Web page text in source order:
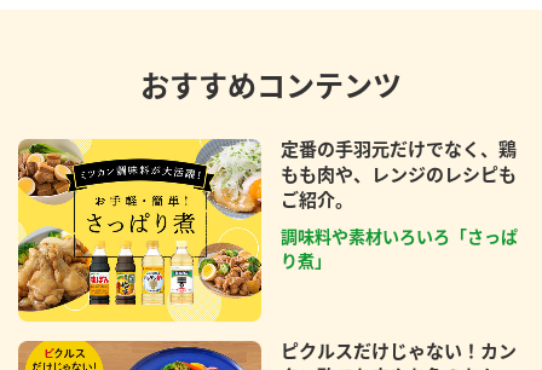
おすすめコンテンツ
定番の手羽元だけでなく、鶏
もも肉や、レンジのレシピも
ご紹介。
調味料や素材いろいろ「さっぱ
り煮」
ピクルスだけじゃない！カン